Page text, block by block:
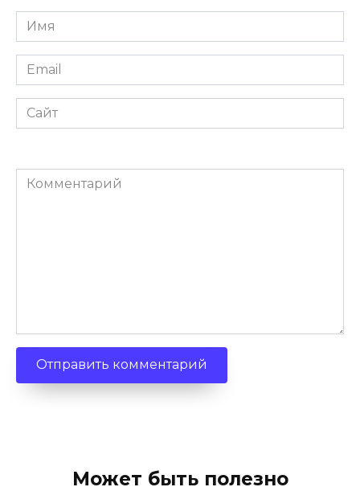
Имя
*
Email
*
Сайт
Комментарий
Может быть полезно